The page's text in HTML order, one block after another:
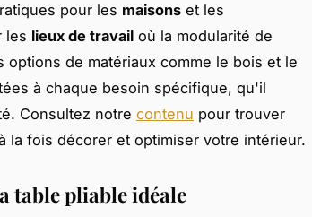
pour les maisons et les
les lieux de travail où la modularité de
de matériaux comme le bois et le
à chaque besoin spécifique, qu'il
Consultez notre contenu pour trouver
la fois décorer et optimiser votre intérieur.
table pliable idéale